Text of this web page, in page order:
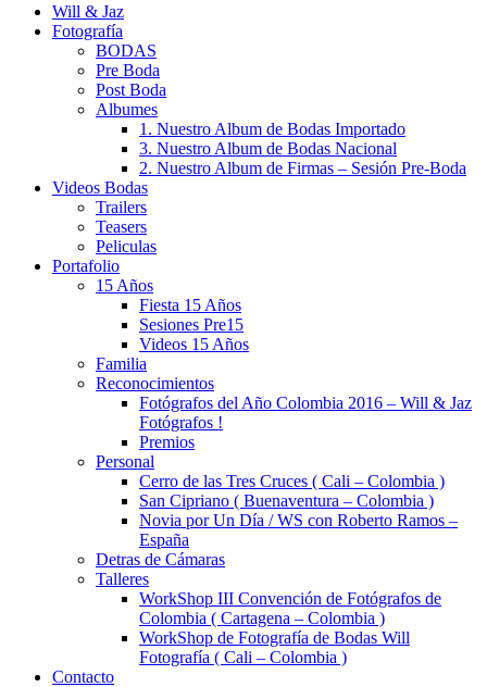
Will & Jaz
Fotografía
BODAS
Pre Boda
Post Boda
Albumes
1. Nuestro Album de Bodas Importado
3. Nuestro Album de Bodas Nacional
2. Nuestro Album de Firmas – Sesión Pre-Boda
Videos Bodas
Trailers
Teasers
Peliculas
Portafolio
15 Años
Fiesta 15 Años
Sesiones Pre15
Videos 15 Años
Familia
Reconocimientos
Fotógrafos del Año Colombia 2016 – Will & Jaz
Fotógrafos !
Premios
Personal
Cerro de las Tres Cruces ( Cali – Colombia )
San Cipriano ( Buenaventura – Colombia )
Novia por Un Día / WS con Roberto Ramos –
España
Detras de Cámaras
Talleres
WorkShop III Convención de Fotógrafos de
Colombia ( Cartagena – Colombia )
WorkShop de Fotografía de Bodas Will
Fotografía ( Cali – Colombia )
Contacto